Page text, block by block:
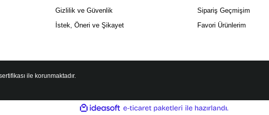
Gizlilik ve Güvenlik
İstek, Öneri ve Şikayet
Sipariş Geçmişim
Favori Ürünlerim
ile korunmaktadır.
ideasoft
e-